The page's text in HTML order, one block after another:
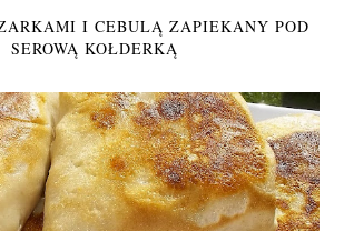
I CEBULĄ ZAPIEKANY POD
SEROWĄ KOŁDERKĄ